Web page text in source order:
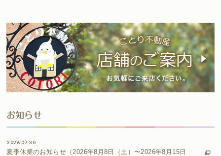
お知らせ
2026-07-30
夏季休業のお知らせ（2026年8月8日（土）〜2026年8月15日